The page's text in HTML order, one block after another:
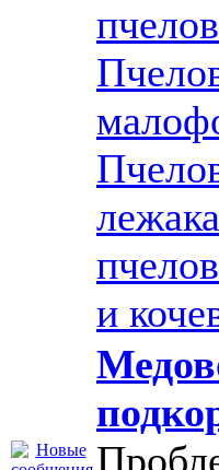
и